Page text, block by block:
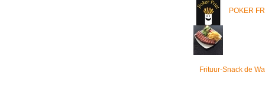
POKER
Frituur-Snack de